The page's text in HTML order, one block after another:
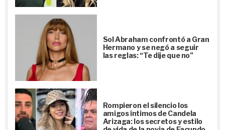
Sol Abraham confrontó a Gran
Hermano y se negó a seguir
las reglas: “Te dije que no”
Rompieron el silencio los
amigos íntimos de Candela
Arizaga: los secretos y estilo